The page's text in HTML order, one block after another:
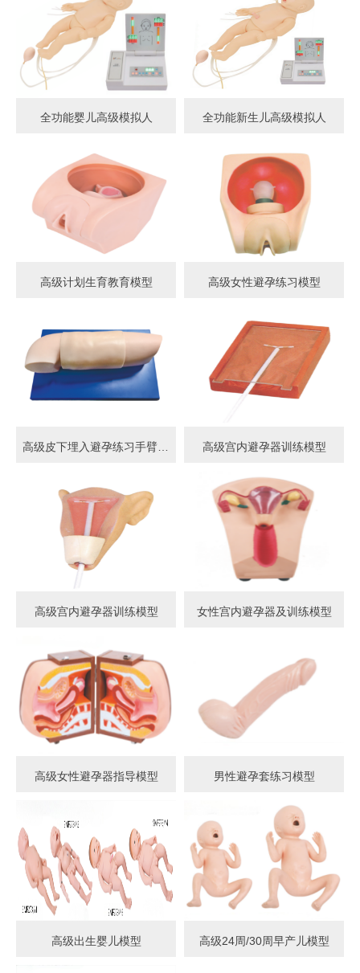
全功能婴儿高级模拟人 全功能新生儿高级模拟人
高级计划生育教育模型 高级女性避孕练习模型
高级皮下埋入避孕练习手臂模型 高级宫内避孕器训练模型
高级宫内避孕器训练模型 女性宫内避孕器及训练模型
高级女性避孕器指导模型 男性避孕套练习模型
高级出生婴儿模型 高级24周/30周早产儿模型